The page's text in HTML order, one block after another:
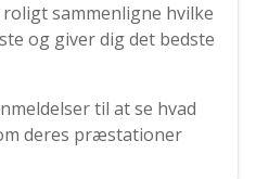
sammenligne hvilke
og giver dig det bedste
til at se hvad
deres præstationer